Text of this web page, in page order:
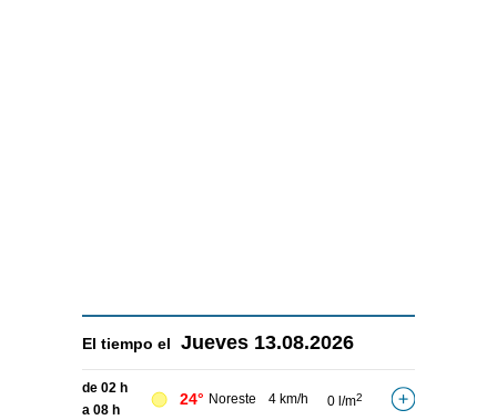
El tiempo el Jueves 13.08.2026
de 02 h
a 08 h
24° Noreste 4 km/h 0 l/m2